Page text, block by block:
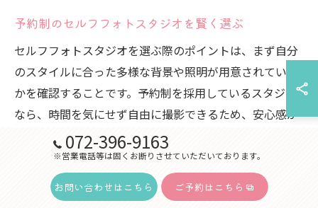
予約制のセルフフォトスタジオを賢く選ぶ
セルフフォトスタジオを選ぶ際のポイントは、まず自分
のスタイルに合った多様な背景や照明が用意されている
かを確認することです。予約制を採用しているスタジオ
なら、時間を気にせず自由に撮影できるため、安心感が
あります。さらに、口コミを参考にすることで、実際の
利用者の声を知ることができます。特に、スタジオのス
タッフの対応や設備の使いやすさについてのフィードバ
ックは重要です。また、アクセスの良さや駐車場の有
072-396-9163
※営業電話等は固くお断りさせていただいております。
お問い合わせはこちら ご予約はこちら